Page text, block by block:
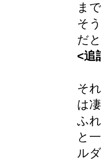
ま
そ
だ
<追
そ
は
ふ
と
ル